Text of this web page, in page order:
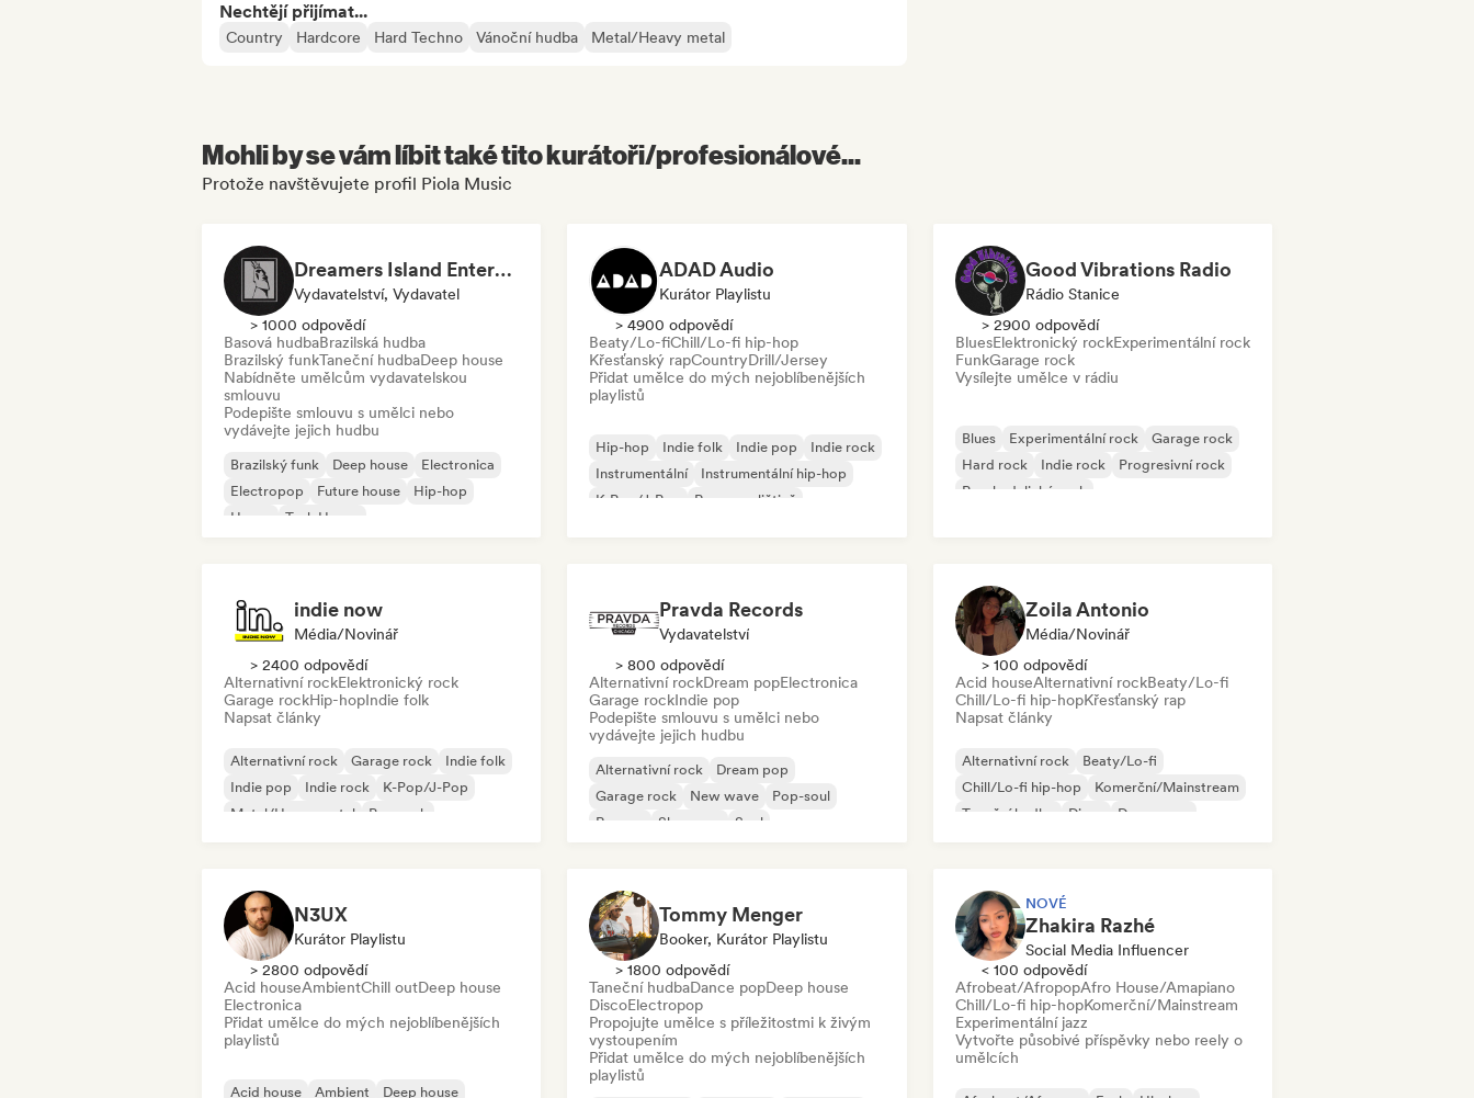
Nechtějí přijímat...
Country Hardcore Hard Techno Vánoční hudba Metal/Heavy metal
Mohli by se vám líbit také tito kurátoři/profesionálové...
Protože navštěvujete profil Piola Music
Dreamers Island Entertainment
Vydavatelství, Vydavatel
> 1000 odpovědí
Basová hudbaBrazilská hudba
Brazilský funkTaneční hudbaDeep house
Nabídněte umělcům vydavatelskou
smlouvu
Podepište smlouvu s umělci nebo
vydávejte jejich hudbu
Brazilský funk Deep house
Electronica
Electropop
Future house
Hip-hop
House
Tech House
ADAD Audio
Kurátor Playlistu
> 4900 odpovědí
Beaty/Lo-fiChill/Lo-fi hip-hop
Křesťanský rapCountryDrill/Jersey
Přidat umělce do mých nejoblíbenějších
playlistů
Hip-hop Indie folk Indie pop
Indie rock
Instrumentální
Instrumentální hip-hop
K-Pop/J-Pop
Rap v angličtině
Good Vibrations Radio
Rádio Stanice
> 2900 odpovědí
BluesElektronický rockExperimentální rock
FunkGarage rock
Vysílejte umělce v rádiu
Blues Experimentální rock
Garage rock
Hard rock
Indie rock
Progresivní rock
Psychedelický rock
indie now
Média/novinář
> 2400 odpovědí
Alternativní rockElektronický rock
Garage rockHip-hopIndie folk
Napsat články
Alternativní rock Garage rock
Indie folk
Indie pop
Indie rock
K-Pop/J-Pop
Metal/Heavy metal
Pop rock
Pravda Records
Vydavatelství
> 800 odpovědí
Alternativní rockDream popElectronica
Garage rockIndie pop
Podepište smlouvu s umělci nebo
vydávejte jejich hudbu
Alternativní rock
Dream pop
Garage rock
New wave
Pop-soul
Reggae
Shoegaze Soul
Zoila Antonio
Média/novinář
> 100 odpovědí
Acid houseAlternativní rockBeaty/Lo-fi
Chill/Lo-fi hip-hopKřesťanský rap
Napsat články
Alternativní rock
Beaty/Lo-fi
Chill/Lo-fi hip-hop
Komerční/Mainstream
Taneční hudba
Disco
Dream pop
N3UX
Kurátor Playlistu
> 2800 odpovědí
Acid houseAmbientChill outDeep house
Electronica
Přidat umělce do mých nejoblíbenějších
playlistů
Acid house Ambient Deep house
Tommy Menger
Booker, Kurátor Playlistu
> 1800 odpovědí
Taneční hudbaDance popDeep house
DiscoElectropop
Propojujte umělce s příležitostmi k živým
vystoupením
Přidat umělce do mých nejoblíbenějších
playlistů
NOVÉ
Zhakira Razhé
Social Media Influencer
< 100 odpovědí
Afrobeat/AfropopAfro House/Amapiano
Chill/Lo-fi hip-hopKomerční/Mainstream
Experimentální jazz
Vytvořte působivé příspěvky nebo reely o
umělcích